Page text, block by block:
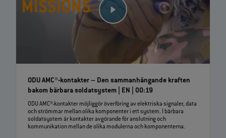
ODU AMC®-kontakter – Den sammanhängande kraften
bakom bärbara soldatsystem | EN | 00:19
ODU AMC®-kontakter möjliggör överföring av elektriska signaler, data
och strömmar mellan olika komponenter i ett system. I bärbara
soldatsystem är kontakter avgörande för anslutning och
kommunikation mellan de olika modulerna och komponenterna.